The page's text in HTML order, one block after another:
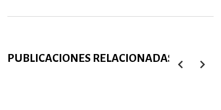
PUBLICACIONES RELACIONADAS